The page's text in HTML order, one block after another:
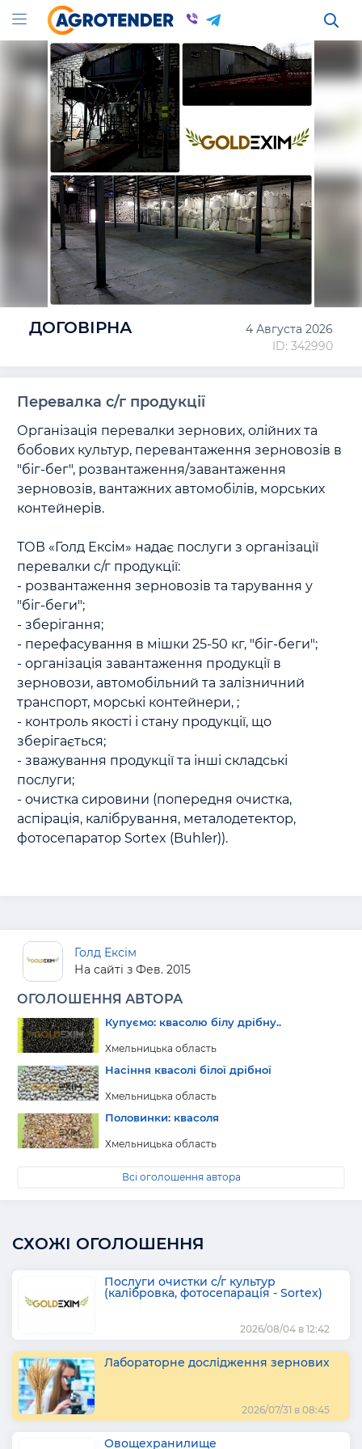
ДОГОВІРНА
4 Августа 2026
ID: 342990
Перевалка с/г продукції
Організація перевалки зернових, олійних та
бобових культур, перевантаження зерновозів в
"біг-бег", розвантаження/завантаження
зерновозів, вантажних автомобілів, морських
контейнерів.
ТОВ «Голд Ексім» надає послуги з організації
перевалки с/г продукції:
- розвантаження зерновозів та тарування у
"біг-беги";
- зберігання;
- перефасування в мішки 25-50 кг, "біг-беги";
- організація завантаження продукції в
зерновози, автомобільний та залізничний
транспорт, морські контейнери, ;
- контроль якості і стану продукції, що
зберігається;
- зважування продукції та інші складські
послуги;
- очистка сировини (попередня очистка,
аспірація, калібрування, металодетектор,
фотосепаратор Sortex (Buhler)).
Голд Ексім
На сайті з Фев. 2015
ОГОЛОШЕННЯ АВТОРА
Купуємо: квасолю білу дрібну..
Хмельницька область
Насіння квасолі білої дрібної
Хмельницька область
Половинки: квасоля
Хмельницька область
Всі оголошення автора
СХОЖІ ОГОЛОШЕННЯ
Послуги очистки с/г культур
(калібровка, фотосепарація - Sortex)
2026/08/04 в 12:42
Лабораторне дослідження зернових
2026/07/31 в 08:45
Овощехранилище